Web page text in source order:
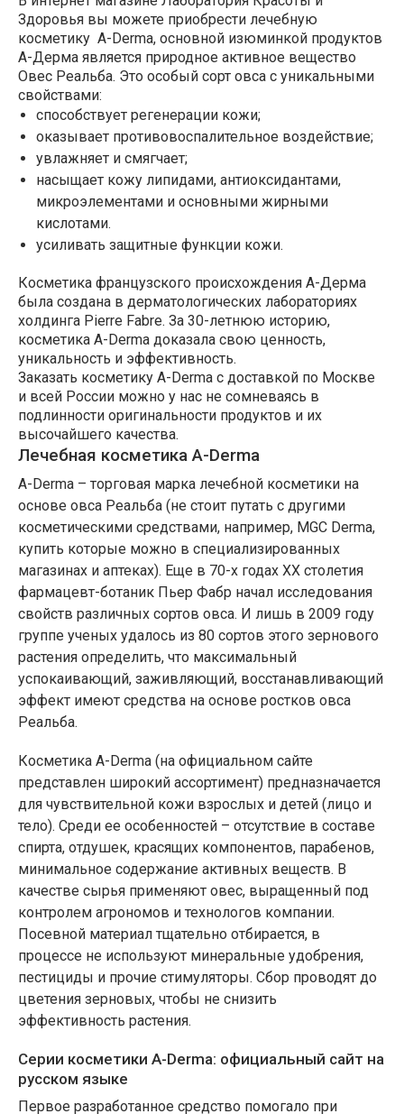
Здоровья вы можете приобрести лечебную
косметику A-Derma, основной изюминкой продуктов
А-Дерма является природное активное вещество
Овес Реальба. Это особый сорт овса с уникальными
свойствами:
способствует регенерации кожи;
оказывает противовоспалительное воздействие;
увлажняет и смягчает;
насыщает кожу липидами, антиоксидантами,
микроэлементами и основными жирными
кислотами.
усиливать защитные функции кожи.
Косметика французского происхождения А-Дерма
была создана в дерматологических лабораториях
холдинга Pierre Fabre. За 30-летнюю историю,
косметика A-Derma доказала свою ценность,
уникальность и эффективность.
Заказать косметику A-Derma с доставкой по Москве
и всей России можно у нас не сомневаясь в
подлинности оригинальности продуктов и их
высочайшего качества.
Лечебная косметика A-Derma
A-Derma – торговая марка лечебной косметики на
основе овса Реальба (не стоит путать с другими
косметическими средствами, например, MGC Derma,
купить которые можно в специализированных
магазинах и аптеках). Еще в 70-х годах ХХ столетия
фармацевт-ботаник Пьер Фабр начал исследования
свойств различных сортов овса. И лишь в 2009 году
группе ученых удалось из 80 сортов этого зернового
растения определить, что максимальный
успокаивающий, заживляющий, восстанавливающий
эффект имеют средства на основе ростков овса
Реальба.
Косметика A-Derma (на официальном сайте
представлен широкий ассортимент) предназначается
для чувствительной кожи взрослых и детей (лицо и
тело). Среди ее особенностей – отсутствие в составе
спирта, отдушек, красящих компонентов, парабенов,
минимальное содержание активных веществ. В
качестве сырья применяют овес, выращенный под
контролем агрономов и технологов компании.
Посевной материал тщательно отбирается, в
процессе не используют минеральные удобрения,
пестициды и прочие стимуляторы. Сбор проводят до
цветения зерновых, чтобы не снизить
эффективность растения.
Серии косметики A-Derma: официальный сайт на
русском языке
Первое разработанное средство помогало при